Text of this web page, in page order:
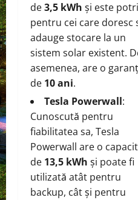
de3,5 kWh și este
pentru cei care doresc
adauge stocare la un
sistem solar existent.
asemenea, are o
de 10 ani.
Tesla Powerwall:
Cunoscută pentru
fiabilitatea sa, Tesla
Powerwall are o
de 13,5 kWh și poate fi
utilizată atât pentru
backup, cât și pentru